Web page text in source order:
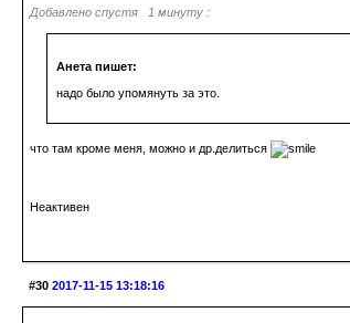
Добавлено спустя 1 минуту :
Анета пишет:
надо было упомянуть за это.
что там кроме меня, можно и др.делиться
Неактивен
#30 2017-11-15 13:18:16